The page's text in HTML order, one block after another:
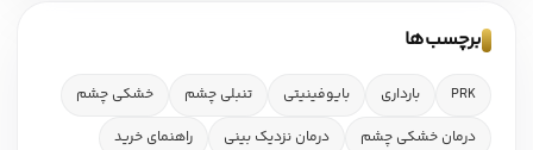
برچسب‌ها
PRK بارداری بایوفینیتی تنبلی چشم
خشکی چشم
درمان خشکی چشم
درمان نزدیک بینی
راهنمای خرید